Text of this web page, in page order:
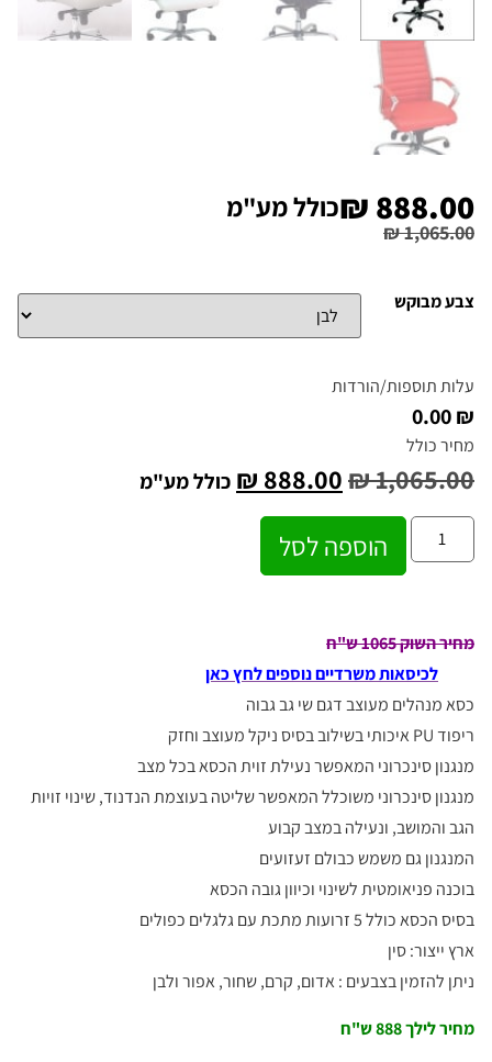
₪1,065.00
₪ 888.00 כולל מע"מ
צבע מבוקש
עלות תוספות/הורדות
₪ 0.00
מחיר כולל
₪1,065.00
₪ 888.00 כולל מע"מ
הוספה לסל
מחיר השוק 1065 ש"ח
לכיסאות משרדיים נוספים לחץ כאן
כסא מנהלים מעוצב דגם שי גב גבוה
ריפוד PU איכותי בשילוב בסיס ניקל מעוצב וחזק
מנגנון סינכרוני המאפשר נעילת זוית הכסא בכל מצב
מנגנון סינכרוני משוכלל המאפשר שליטה בעוצמת הנדנוד, שינוי זויות
הגב והמושב, ונעילה במצב קבוע
המנגנון גם משמש כבולם זעזועים
בוכנה פניאומטית לשינוי וכיוון גובה הכסא
בסיס הכסא כולל 5 זרועות מתכת עם גלגלים כפולים
ארץ ייצור: סין
ניתן להזמין בצבעים : אדום, קרם, שחור, אפור ולבן
מחיר לילך 888 ש"ח